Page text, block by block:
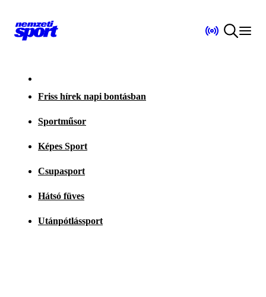
Friss hírek napi bontásban
Sportműsor
Képes Sport
Csupasport
Hátsó füves
Utánpótlássport